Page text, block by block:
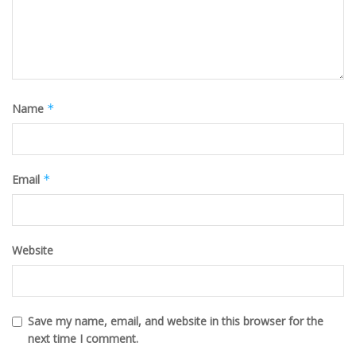
Name *
Email *
Website
Save my name, email, and website in this browser for the
next time I comment.